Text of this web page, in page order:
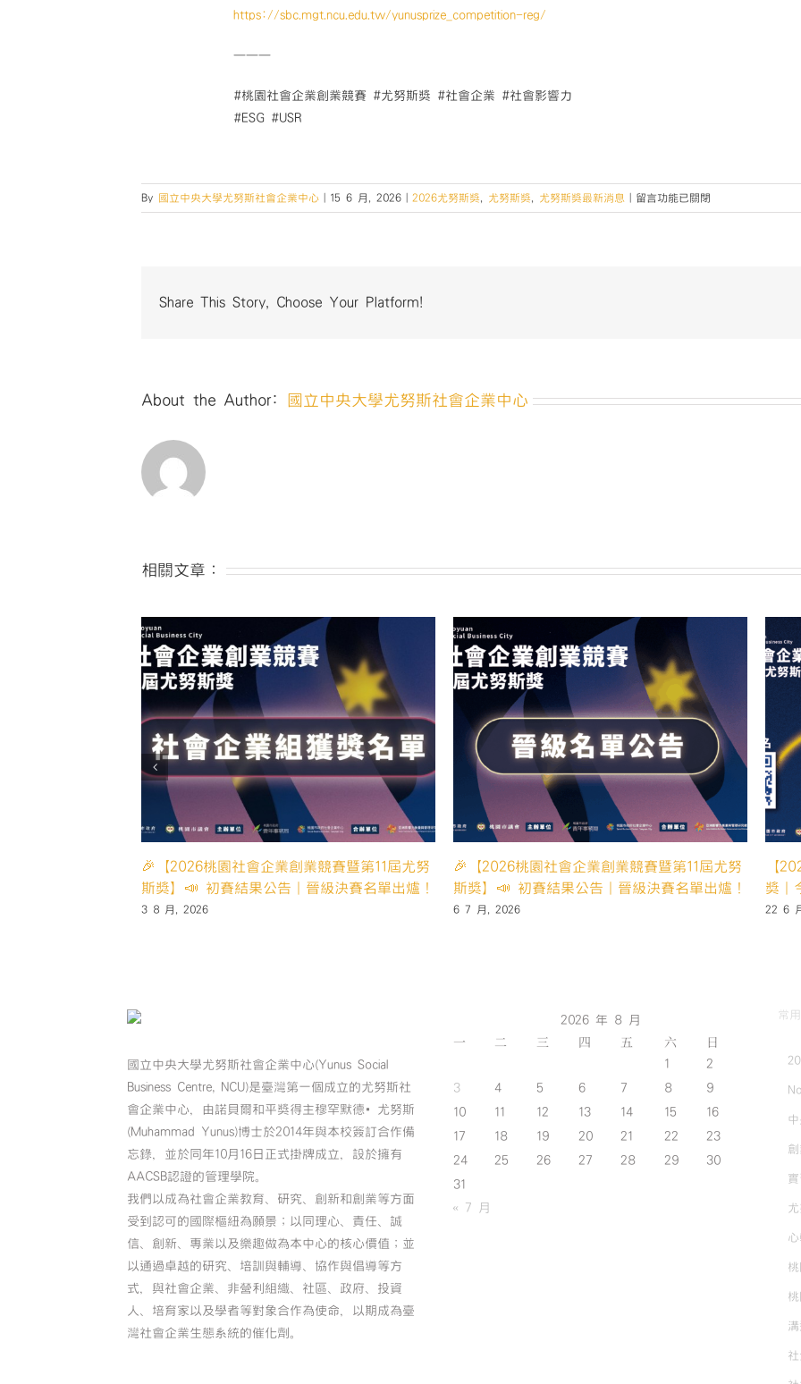
https://sbc.mgt.ncu.edu.tw/yunusprize_competition-reg/
———
#桃園社會企業創業競賽 #尤努斯獎 #社會企業 #社會影響力
#ESG #USR
By 國立中央大學尤努斯社會企業中心 15 6 月, 2026 2026尤努斯獎 尤努斯獎 尤努斯獎最新消息
在
〈【2026
賽
｜
倒
數
1
週】〉
留言功能已關閉
Share This Story, Choose Your Platform!
About the Author: 國立中央大學尤努斯社會企業中心
相關文章：
【2026桃園社會企業創業競賽暨第11屆尤努斯
獎｜報名倒數1天】
21 6 月, 2026
【2026桃園社會企業創業競賽暨第11屆尤努斯
獎｜倒數3天，你是哪一組？】
19 6 月, 2026
🎉
斯獎
3 8 月
國立中央大學尤努斯社會企業中心(Yunus Social
Business Centre, NCU)是臺灣第一個成立的尤努斯社
會企業中心，由諾貝爾和平獎得主穆罕默德•尤努斯
(Muhammad Yunus)博士於2014年與本校簽訂合作備
忘錄，並於同年10月16日正式掛牌成立，設於擁有
AACSB認證的管理學院。
我們以成為社會企業教育、研究、創新和創業等方面
受到認可的國際樞紐為願景；以同理心、責任、誠
信、創新、專業以及樂趣做為本中心的核心價值；並
以通過卓越的研究、培訓與輔導、協作與倡導等方
式，與社會企業、非營利組織、社區、政府、投資
人、培育家以及學者等對象合作為使命，以期成為臺
灣社會企業生態系統的催化劑。
2026 年 8 月
一 二 三 四 五 六 日
1
2
3
4 5 6 7 8
9
10
11 12 13 14 15
16
17
18 19 20 21 22
23
24
25 26 27 28 29
30
31
« 7 月
常
實
溝